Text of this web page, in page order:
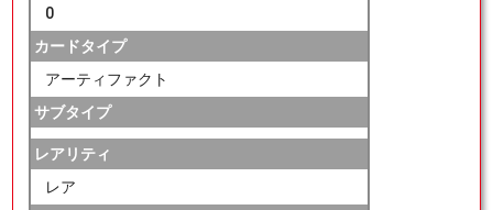
0
カードタイプ
アーティファクト
サブタイプ
レアリティ
レア